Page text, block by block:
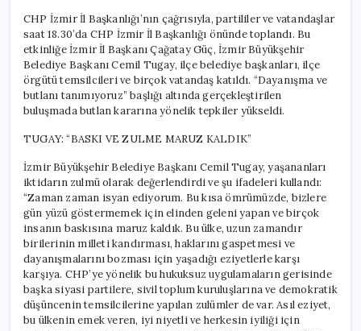
CHP İzmir İl Başkanlığı’nın çağrısıyla, partililer ve vatandaşlar
saat 18.30’da CHP İzmir İl Başkanlığı önünde toplandı. Bu
etkinliğe İzmir İl Başkanı Çağatay Güç, İzmir Büyükşehir
Belediye Başkanı Cemil Tugay, ilçe belediye başkanları, ilçe
örgütü temsilcileri ve birçok vatandaş katıldı. “Dayanışma ve
butlanı tanımıyoruz” başlığı altında gerçekleştirilen
buluşmada butlan kararına yönelik tepkiler yükseldi.
TUGAY: “BASKI VE ZULME MARUZ KALDIK”
İzmir Büyükşehir Belediye Başkanı Cemil Tugay, yaşananları
iktidarın zulmü olarak değerlendirdi ve şu ifadeleri kullandı:
“Zaman zaman isyan ediyorum. Bu kısa ömrümüzde, bizlere
gün yüzü göstermemek için elinden geleni yapan ve birçok
insanın baskısına maruz kaldık. Bu ülke, uzun zamandır
birilerinin milleti kandırması, haklarını gaspetmesi ve
dayanışmalarını bozması için yaşadığı eziyetlerle karşı
karşıya. CHP’ye yönelik bu hukuksuz uygulamaların gerisinde
başka siyasi partilere, sivil toplum kuruluşlarına ve demokratik
düşüncenin temsilcilerine yapılan zulümler de var. Asıl eziyet,
bu ülkenin emek veren, iyi niyetli ve herkesin iyiliği için